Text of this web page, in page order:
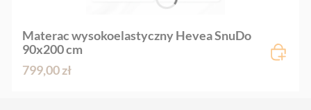
Materac wysokoelastyczny Hevea SnuDo
90x200 cm
799,00 zł